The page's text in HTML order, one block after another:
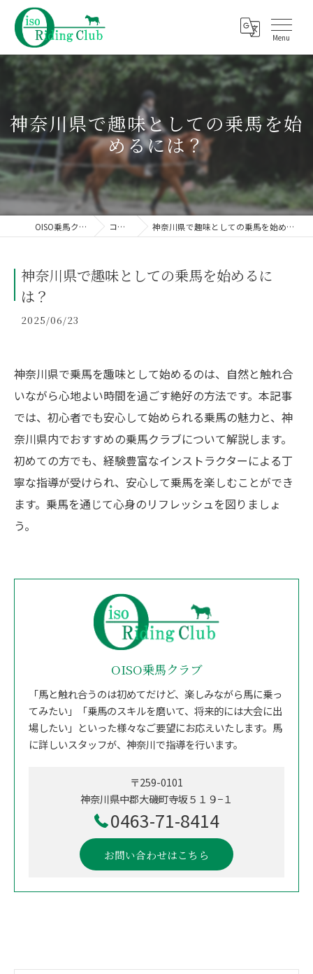
神奈川県で趣味としての乗馬を始
めるには？
OISO乗馬クラブ コラム 神奈川県で趣味としての乗馬を始めるには？
神奈川県で趣味としての乗馬を始めるに
は？
2025/06/23
神奈川県で乗馬を趣味として始めるのは、自然と触れ合
いながら心地よい時間を過ごす絶好の方法です。本記事
では、初心者でも安心して始められる乗馬の魅力と、神
奈川県内でおすすめの乗馬クラブについて解説します。
初めての方でも、経験豊富なインストラクターによる丁
寧な指導が受けられ、安心して乗馬を楽しむことができ
ます。乗馬を通じて心身のリフレッシュを図りましょ
う。
OISO乗馬クラブ
「馬と触れ合うのは初めてだけど、楽しみながら馬に乗っ
てみたい」「乗馬のスキルを磨いて、将来的には大会に出
場したい」といった様々なご要望にお応えいたします。馬
に詳しいスタッフが、神奈川で指導を行います。
〒259-0101
神奈川県中郡大磯町寺坂５１９−１
0463-71-8414
お問い合わせはこちら